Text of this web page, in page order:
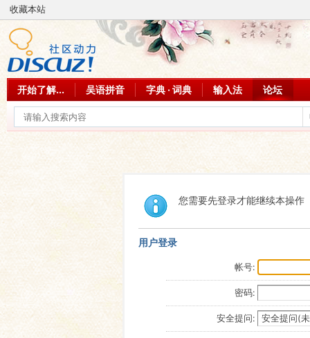
收藏本站
开始了解... 吴语拼音 字典 · 词典 输入法 论坛
您需要先登录才能继续本操作
用户登录
帐号:
密码:
安全提问: